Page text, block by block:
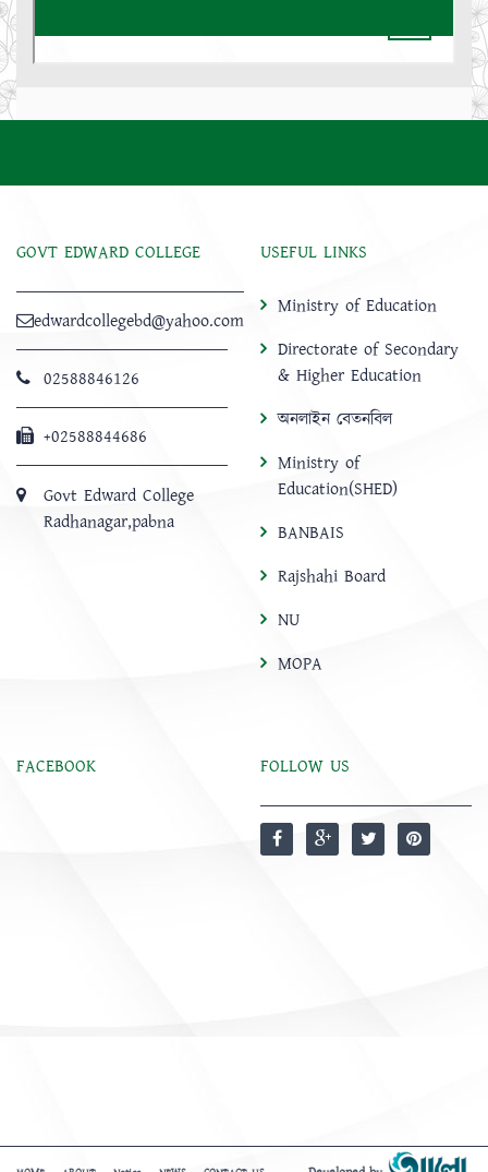
GOVT EDWARD COLLEGE
edwardcollegebd@yahoo.com
02588846126
+02588844686
Govt Edward College
Radhanagar,pabna
USEFUL LINKS
Ministry of Education
Directorate of Secondary
& Higher Education
অনলাইন বেতনবিল
Ministry of
Education(SHED)
BANBAIS
Rajshahi Board
NU
MOPA
FACEBOOK FOLLOW US